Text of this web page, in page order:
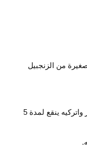
مل) +2/1 ملعقة صغيرة من الزنجبيل
اطفئي النار ثم اضيفي الزنجبيل المبشور واتركيه ينقع لمدة 5